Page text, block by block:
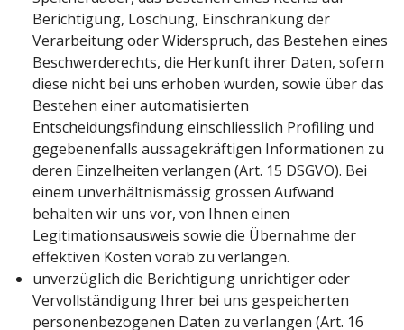
Berichtigung, Löschung, Einschränkung der
Verarbeitung oder Widerspruch, das Bestehen eines
Beschwerderechts, die Herkunft ihrer Daten, sofern
diese nicht bei uns erhoben wurden, sowie über das
Bestehen einer automatisierten
Entscheidungsfindung einschliesslich Profiling und
gegebenenfalls aussagekräftigen Informationen zu
deren Einzelheiten verlangen (Art. 15 DSGVO). Bei
einem unverhältnismässig grossen Aufwand
behalten wir uns vor, von Ihnen einen
Legitimationsausweis sowie die Übernahme der
effektiven Kosten vorab zu verlangen.
unverzüglich die Berichtigung unrichtiger oder
Vervollständigung Ihrer bei uns gespeicherten
personenbezogenen Daten zu verlangen (Art. 16